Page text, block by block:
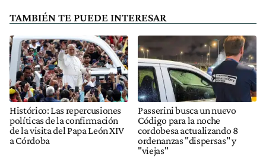
TAMBIÉN TE PUEDE INTERESAR
Histórico: Las repercusiones
políticas de la confirmación
de la visita del Papa León XIV
a Córdoba
Passerini busca un nuevo
Código para la noche
cordobesa actualizando 8
ordenanzas "dispersas" y
"viejas"